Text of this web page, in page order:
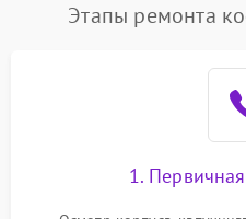
Этапы ремонта
1.